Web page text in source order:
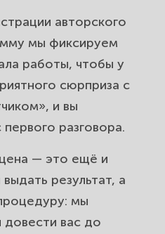
авторского
мы фиксируем
работы, чтобы у
сюрприза с
и вы
разговора.
— это ещё и
результат, а
мы
довести вас до